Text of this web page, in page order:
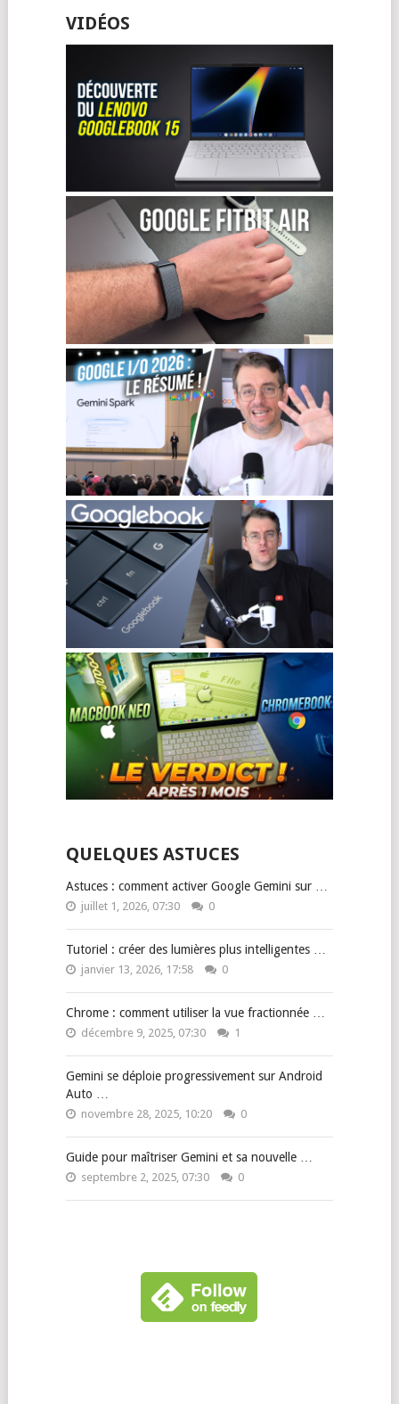
VIDÉOS
QUELQUES ASTUCES
Astuces : comment activer Google Gemini sur …
juillet 1, 2026, 07:30 0
Tutoriel : créer des lumières plus intelligentes …
janvier 13, 2026, 17:58 0
Chrome : comment utiliser la vue fractionnée …
décembre 9, 2025, 07:30 1
Gemini se déploie progressivement sur Android
Auto …
novembre 28, 2025, 10:20 0
Guide pour maîtriser Gemini et sa nouvelle …
septembre 2, 2025, 07:30 0